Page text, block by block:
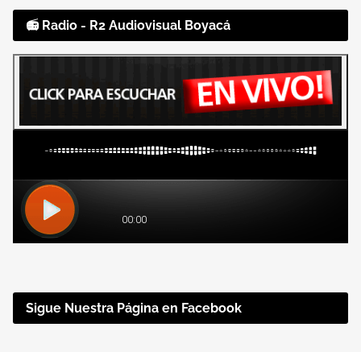
📻 Radio - R2 Audiovisual Boyacá
Sigue Nuestra Página en Facebook